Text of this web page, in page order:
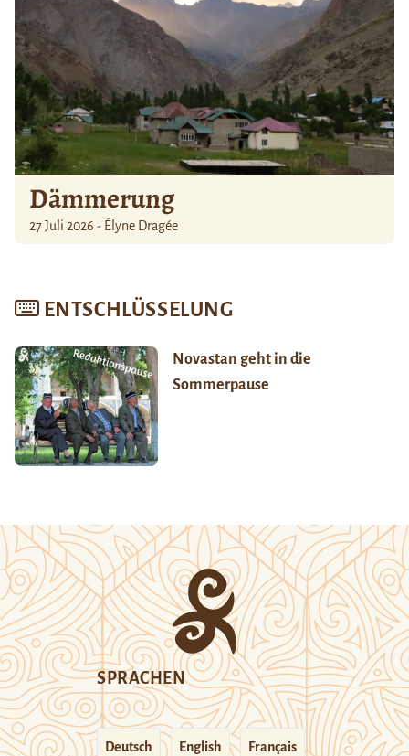
Dämmerung
27 Juli 2026 - Élyne Dragée
ENTSCHLÜSSELUNG
Novastan geht in die
Sommerpause
SPRACHEN
Deutsch English Français